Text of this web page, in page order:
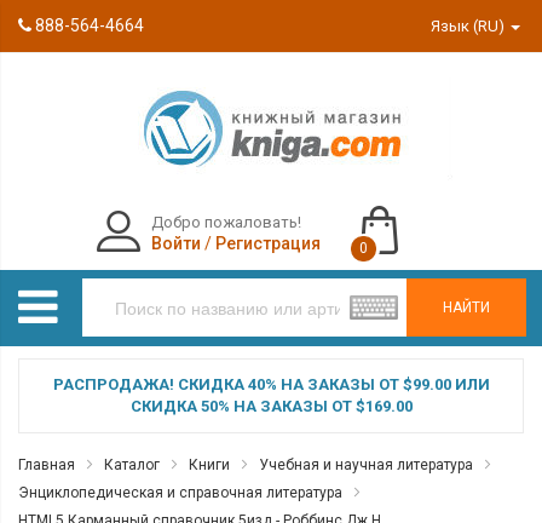
888-564-4664 Язык (RU)
НАЙТИ
Добро пожаловать!
Войти / Регистрация 0
РАСПРОДАЖА! СКИДКА 40% НА ЗАКАЗЫ ОТ $99.00 ИЛИ
СКИДКА 50% НА ЗАКАЗЫ ОТ $169.00
Главная Каталог Книги
Учебная и научная литература
Энциклопедическая и справочная литература